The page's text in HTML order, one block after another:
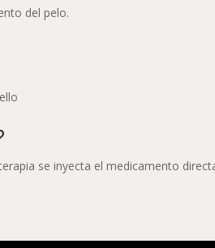
del pelo.
se inyecta el medicamento